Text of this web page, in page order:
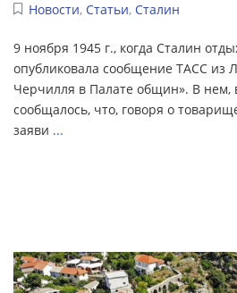
Новости, Статьи, Сталин
9 ноября 1945 г., когда Сталин
опубликовала сообщение ТАСС из
Черчилля в Палате общин». В нем,
сообщалось, что, говоря о
заяви ...